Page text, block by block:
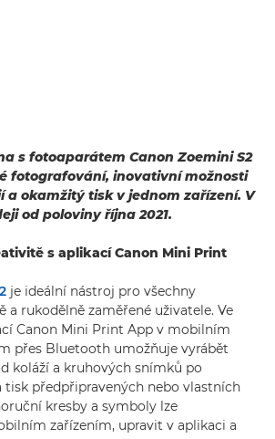
s fotoaparátem Canon Zoemini S2
fotografování, inovativní možnosti
okamžitý tisk v jednom zařízení. V
od poloviny října 2021.
s aplikací Canon Mini Print
je ideální nástroj pro všechny
a rukodělně zaměřené uživatele. Ve
Canon Mini Print App v mobilním
přes Bluetooth umožňuje vyrábět
koláží a kruhových snímků po
tisk předpřipravených nebo vlastních
kresby a symboly lze
zařízením, upravit v aplikaci a